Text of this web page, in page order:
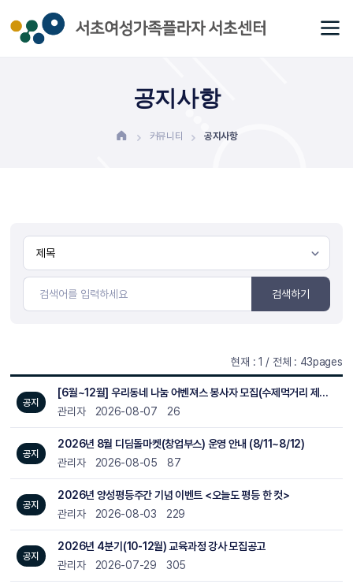
공지사항
커뮤니티 공지사항
검색하기
현재 : 1 / 전체 : 43pages
공지
[6월~12월] 우리동네 나눔 어벤져스 봉사자 모집(수제먹거리 제조 및 포장)
관리자
2026-08-07 26
공지
2026년 8월 디딤돌마켓(창업부스) 운영 안내 (8/11~8/12)
관리자
2026-08-05 87
공지
2026년 양성평등주간 기념 이벤트 <오늘도 평등 한 컷>
관리자
2026-08-03 229
공지
2026년 4분기(10-12월) 교육과정 강사 모집공고
관리자
2026-07-29 305